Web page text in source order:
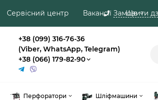
Замовити
Сервісний центр Вакансії Ще
+38 (099) 316-76-36
(Viber, WhatsApp, Telegram)
+38 (066) 179-82-90
Перфоратори Шліфмашини